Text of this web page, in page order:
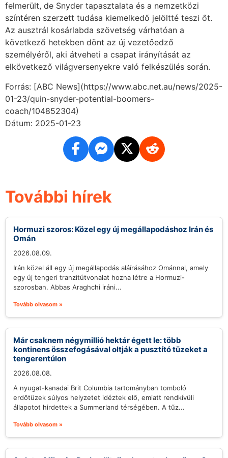
felmerült, de Snyder tapasztalata és a nemzetközi
színtéren szerzett tudása kiemelkedő jelöltté teszi őt.
Az ausztrál kosárlabda szövetség várhatóan a
következő hetekben dönt az új vezetőedző
személyéről, aki átveheti a csapat irányítását az
elkövetkező világversenyekre való felkészülés során.
Forrás: [ABC News](https://www.abc.net.au/news/2025-
01-23/quin-snyder-potential-boomers-
coach/104852304)
Dátum: 2025-01-23
További hírek
Hormuzi szoros: Közel egy új megállapodáshoz Irán és
Omán
2026.08.09.
Irán közel áll egy új megállapodás aláírásához Ománnal, amely
egy új tengeri tranzitútvonalat hozna létre a Hormuzi-
szorosban. Abbas Araghchi iráni...
Tovább olvasom »
Már csaknem négymillió hektár égett le: több
kontinens összefogásával oltják a pusztító tüzeket a
tengerentúlon
2026.08.08.
A nyugat-kanadai Brit Columbia tartományban tomboló
erdőtüzek súlyos helyzetet idéztek elő, emiatt rendkívüli
állapotot hirdettek a Summerland térségében. A tűz...
Tovább olvasom »